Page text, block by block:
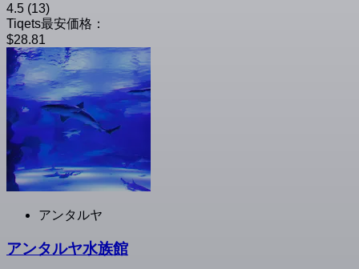
4.5 (13)
Tiqets最安価格：
$28.81
アンタルヤ
アンタルヤ水族館